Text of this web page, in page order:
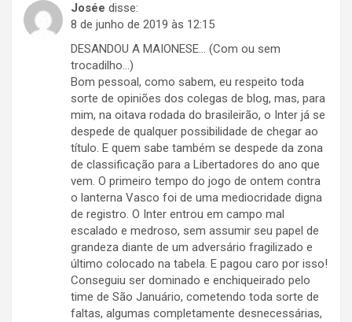
Josée disse:
8 de junho de 2019 às 12:15
DESANDOU A MAIONESE… (Com ou sem
trocadilho…)
Bom pessoal, como sabem, eu respeito toda
sorte de opiniões dos colegas de blog, mas, para
mim, na oitava rodada do brasileirão, o Inter já se
despede de qualquer possibilidade de chegar ao
título. E quem sabe também se despede da zona
de classificação para a Libertadores do ano que
vem. O primeiro tempo do jogo de ontem contra
o lanterna Vasco foi de uma mediocridade digna
de registro. O Inter entrou em campo mal
escalado e medroso, sem assumir seu papel de
grandeza diante de um adversário fragilizado e
último colocado na tabela. E pagou caro por isso!
Conseguiu ser dominado e enchiqueirado pelo
time de São Januário, cometendo toda sorte de
faltas, algumas completamente desnecessárias,